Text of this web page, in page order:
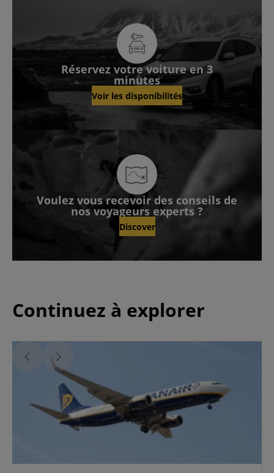
Réservez votre voiture en 3
minutes
Voir les disponibilités
Voulez vous recevoir des conseils de
nos voyageurs experts ?
Discover
Continuez à explorer